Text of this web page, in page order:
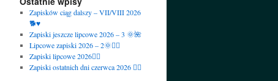
Zapisków ciąg dalszy – VII/VIII 2026
🐕♥️
Zapiski jeszcze lipcowe 2026 – 3 🌞🌺
Lipcowe zapiski 2026 – 2🌞🙋‍♀️
Zapiski lipcowe 2026🙋‍♀️
Zapiski ostatnich dni czerwca 2026 🙋‍♀️